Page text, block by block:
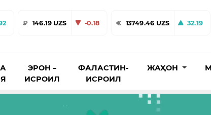
₽ 146.19 UZS -0.18 € 13749.46 UZS 32.19
ЭРОН –
ИСРОИЛ
ФАЛАСТИН-
ИСРОИЛ
ЖАҲОН